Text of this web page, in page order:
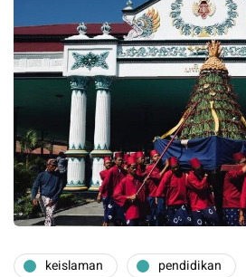
keislaman pendidikan